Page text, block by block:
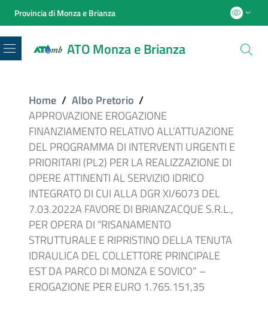
Provincia di Monza e Brianza
ATO Monza e Brianza
Menu
Home / Albo Pretorio /
APPROVAZIONE EROGAZIONE
FINANZIAMENTO RELATIVO ALL’ATTUAZIONE
DEL PROGRAMMA DI INTERVENTI URGENTI E
PRIORITARI (PL2) PER LA REALIZZAZIONE DI
OPERE ATTINENTI AL SERVIZIO IDRICO
INTEGRATO DI CUI ALLA DGR XI/6073 DEL
7.03.2022A FAVORE DI BRIANZACQUE S.R.L.,
PER OPERA DI “RISANAMENTO
STRUTTURALE E RIPRISTINO DELLA TENUTA
IDRAULICA DEL COLLETTORE PRINCIPALE
EST DA PARCO DI MONZA E SOVICO” –
EROGAZIONE PER EURO 1.765.151,35